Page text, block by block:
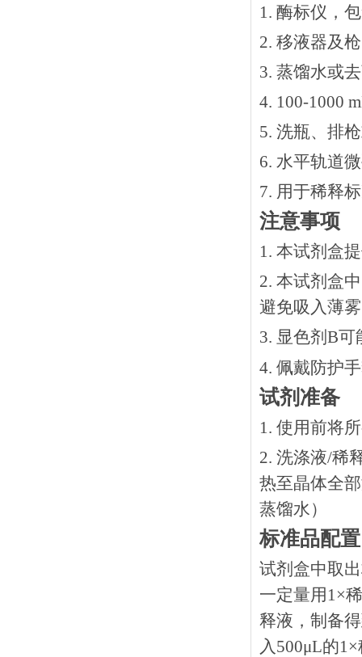
1. 酶标仪，
2. 移液器及
3. 蒸馏水或
4. 100-1000
5. 洗瓶、排
6. 水平轨道
7. 用于稀释
注意事项
1. 本试剂盒
2. 本试剂盒
避免吸入薄
3. 显色剂B
4. 佩戴防护
试剂准备
1. 使用前将
2. 洗涤液/稀
热⾄晶体全
蒸馏水）
标准品配置
试剂盒中取
一定量用1×
释液，制备
入500μL的